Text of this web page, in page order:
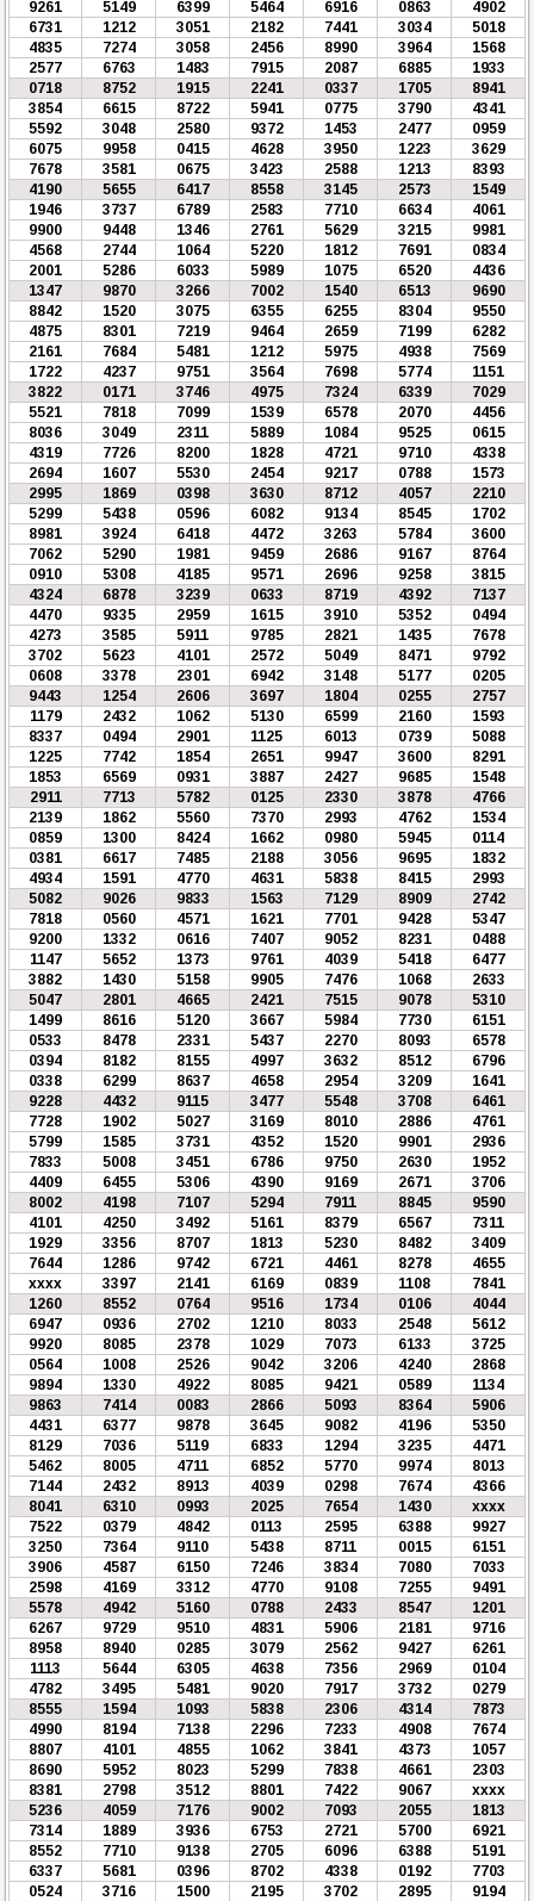
9261 5149 6399 5464 6916 0863
4902
6731
1212 3051 2182 7441 3034
5018
4835
7274 3058 2456 8990 3964
1568
2577
6763 1483 7915 2087 6885
1933
0718
8752 1915 2241 0337 1705
8941
3854
6615 8722 5941 0775 3790
4341
5592
3048 2580 9372 1453 2477
0959
6075
9958 0415 4628 3950 1223
3629
7678
3581 0675 3423 2588 1213
8393
4190
5655 6417 8558 3145 2573
1549
1946
3737 6789 2583 7710 6634
4061
9900
9448 1346 2761 5629 3215
9981
4568
2744 1064 5220 1812 7691
0834
2001
5286 6033 5989 1075 6520
4436
1347
9870 3266 7002 1540 6513
9690
8842
1520 3075 6355 6255 8304
9550
4875
8301 7219 9464 2659 7199
6282
2161
7684 5481 1212 5975 4938
7569
1722
4237 9751 3564 7698 5774
1151
3822
0171 3746 4975 7324 6339
7029
5521
7818 7099 1539 6578 2070
4456
8036
3049 2311 5889 1084 9525
0615
4319
7726 8200 1828 4721 9710
4338
2694
1607 5530 2454 9217 0788
1573
2995
1869 0398 3630 8712 4057
2210
5299
5438 0596 6082 9134 8545
1702
8981
3924 6418 4472 3263 5784
3600
7062
5290 1981 9459 2686 9167
8764
0910
5308 4185 9571 2696 9258
3815
4324
6878 3239 0633 8719 4392
7137
4470
9335 2959 1615 3910 5352
0494
4273
3585 5911 9785 2821 1435
7678
3702
5623 4101 2572 5049 8471
9792
0608
3378 2301 6942 3148 5177
0205
9443
1254 2606 3697 1804 0255
2757
1179
2432 1062 5130 6599 2160
1593
8337
0494 2901 1125 6013 0739
5088
1225
7742 1854 2651 9947 3600
8291
1853
6569 0931 3887 2427 9685
1548
2911
7713 5782 0125 2330 3878
4766
2139
1862 5560 7370 2993 4762
1534
0859
1300 8424 1662 0980 5945
0114
0381
6617 7485 2188 3056 9695
1832
4934
1591 4770 4631 5838 8415
2993
5082
9026 9833 1563 7129 8909
2742
7818
0560 4571 1621 7701 9428
5347
9200
1332 0616 7407 9052 8231
0488
1147
5652 1373 9761 4039 5418
6477
3882
1430 5158 9905 7476 1068
2633
5047
2801 4665 2421 7515 9078
5310
1499
8616 5120 3667 5984 7730
6151
0533
8478 2331 5437 2270 8093
6578
0394
8182 8155 4997 3632 8512
6796
0338
6299 8637 4658 2954 3209
1641
9228
4432 9115 3477 5548 3708
6461
7728
1902 5027 3169 8010 2886
4761
5799
1585 3731 4352 1520 9901
2936
7833
5008 3451 6786 9750 2630
1952
4409
6455 5306 4390 9169 2671
3706
8002
4198 7107 5294 7911 8845
9590
4101
4250 3492 5161 8379 6567
7311
1929
3356 8707 1813 5230 8482
3409
7644
1286 9742 6721 4461 8278
4655
xxxx
3397 2141 6169 0839 1108
7841
1260
8552 0764 9516 1734 0106
4044
6947
0936 2702 1210 8033 2548
5612
9920
8085 2378 1029 7073 6133
3725
0564
1008 2526 9042 3206 4240
2868
9894
1330 4922 8085 9421 0589
1134
9863
7414 0083 2866 5093 8364
5906
4431
6377 9878 3645 9082 4196
5350
8129
7036 5119 6833 1294 3235
4471
5462
8005 4711 6852 5770 9974
8013
7144
2432 8913 4039 0298 7674
4366
8041
6310 0993 2025 7654 1430
xxxx
7522
0379 4842 0113 2595 6388
9927
3250
7364 9110 5438 8711 0015
6151
3906
4587 6150 7246 3834 7080
7033
2598
4169 3312 4770 9108 7255
9491
5578
4942 5160 0788 2433 8547
1201
6267
9729 9510 4831 5906 2181
9716
8958
8940 0285 3079 2562 9427
6261
1113
5644 6305 4638 7356 2969
0104
4782
3495 5481 9020 7917 3732
0279
8555
1594 1093 5838 2306 4314
7873
4990
8194 7138 2296 7233 4908
7674
8807
4101 4855 1062 3841 4373
1057
8690
5952 8023 5299 7838 4661
2303
8381
2798 3512 8801 7422 9067
xxxx
5236
4059 7176 9002 7093 2055
1813
7314
1889 3936 6753 2721 5700
6921
8552
7710 9138 2705 6096 6388
5191
6337
5681 0396 8702 4338 0192
7703
0524
3716 1500 2195 3702 2895
9194